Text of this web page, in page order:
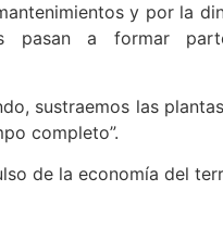
y por la
pasan a formar
sustraemos las
completo”.
de la economía del